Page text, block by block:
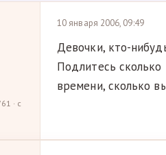
· с
10 января 2006, 09:49
Девочки, кто-
Подлитесь сколько
времени, сколько